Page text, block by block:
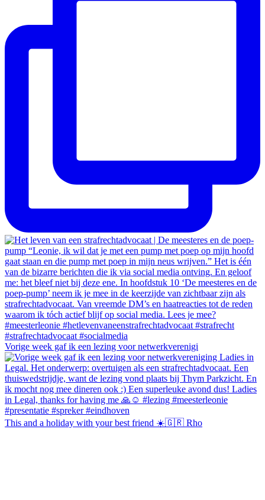
Vorige week gaf ik een lezing voor netwerkverenigi
This and a holiday with your best friend ☀️🇬🇷 Rho